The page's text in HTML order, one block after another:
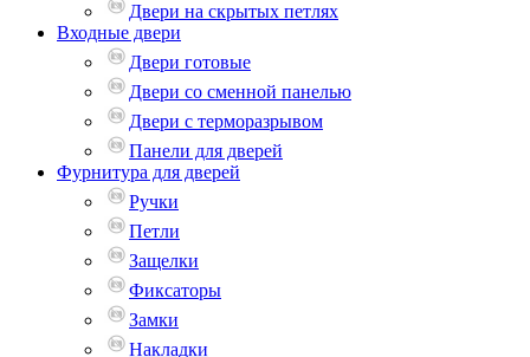
Двери на скрытых петлях
Входные двери
Двери готовые
Двери со сменной панелью
Двери с терморазрывом
Панели для дверей
Фурнитура для дверей
Ручки
Петли
Защелки
Фиксаторы
Замки
Накладки